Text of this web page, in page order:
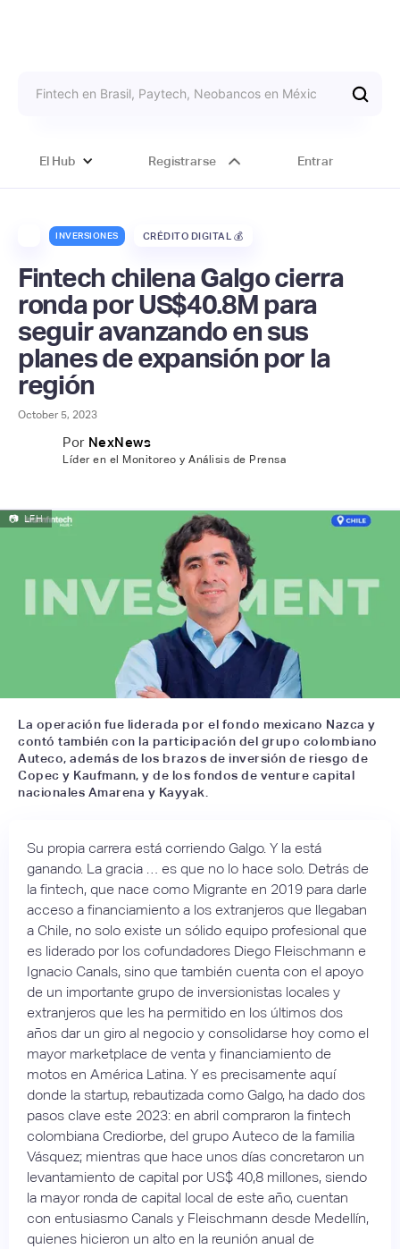
El Hub Registrarse Entrar
INVERSIONES CRÉDITO DIGITAL 💰
Fintech chilena Galgo cierra
ronda por US$40.8M para
seguir avanzando en sus
planes de expansión por la
región
October 5, 2023
Por NexNews
Líder en el Monitoreo y Análisis de Prensa
📷 LFH
La operación fue liderada por el fondo mexicano Nazca y
contó también con la participación del grupo colombiano
Auteco, además de los brazos de inversión de riesgo de
Copec y Kaufmann, y de los fondos de venture capital
nacionales Amarena y Kayyak.
Su propia carrera está corriendo Galgo. Y la está
ganando. La gracia … es que no lo hace solo. Detrás de
la fintech, que nace como Migrante en 2019 para darle
acceso a financiamiento a los extranjeros que llegaban
a Chile, no solo existe un sólido equipo profesional que
es liderado por los cofundadores Diego Fleischmann e
Ignacio Canals, sino que también cuenta con el apoyo
de un importante grupo de inversionistas locales y
extranjeros que les ha permitido en los últimos dos
años dar un giro al negocio y consolidarse hoy como el
mayor marketplace de venta y financiamiento de
motos en América Latina. Y es precisamente aquí
donde la startup, rebautizada como Galgo, ha dado dos
pasos clave este 2023: en abril compraron la fintech
colombiana Crediorbe, del grupo Auteco de la familia
Vásquez; mientras que hace unos días concretaron un
levantamiento de capital por US$ 40,8 millones, siendo
la mayor ronda de capital local de este año, cuentan
con entusiasmo Canals y Fleischmann desde Medellín,
quienes hicieron un alto en la reunión anual de